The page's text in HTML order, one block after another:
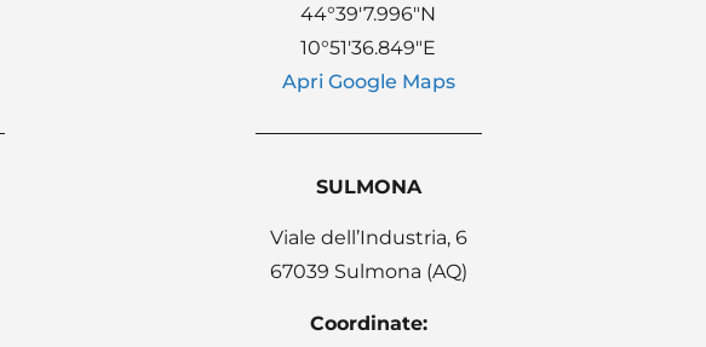
44°39′7.996″N
10°51′36.849″E
Apri Google Maps
SULMONA
Viale dell’Industria, 6
67039 Sulmona (AQ)
Coordinate: